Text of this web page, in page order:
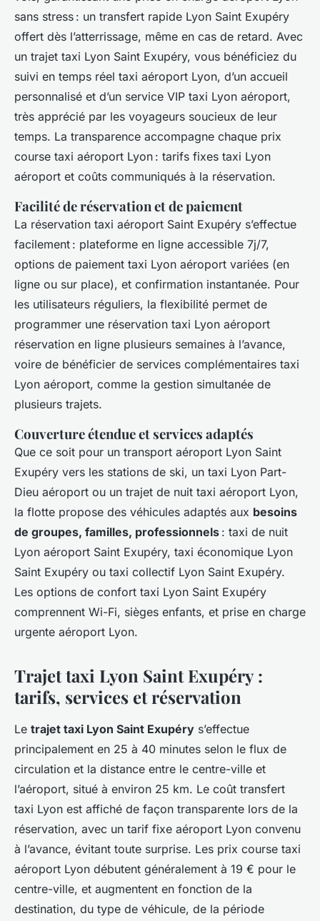
sans stress : un transfert rapide Lyon Saint Exupéry
offert dès l’atterrissage, même en cas de retard. Avec
un trajet taxi Lyon Saint Exupéry, vous bénéficiez du
suivi en temps réel taxi aéroport Lyon, d’un accueil
personnalisé et d’un service VIP taxi Lyon aéroport,
très apprécié par les voyageurs soucieux de leur
temps. La transparence accompagne chaque prix
course taxi aéroport Lyon : tarifs fixes taxi Lyon
aéroport et coûts communiqués à la réservation.
Facilité de réservation et de paiement
La réservation taxi aéroport Saint Exupéry s’effectue
facilement : plateforme en ligne accessible 7j/7,
options de paiement taxi Lyon aéroport variées (en
ligne ou sur place), et confirmation instantanée. Pour
les utilisateurs réguliers, la flexibilité permet de
programmer une réservation taxi Lyon aéroport
réservation en ligne plusieurs semaines à l’avance,
voire de bénéficier de services complémentaires taxi
Lyon aéroport, comme la gestion simultanée de
plusieurs trajets.
Couverture étendue et services adaptés
Que ce soit pour un transport aéroport Lyon Saint
Exupéry vers les stations de ski, un taxi Lyon Part-
Dieu aéroport ou un trajet de nuit taxi aéroport Lyon,
la flotte propose des véhicules adaptés aux besoins
de groupes, familles, professionnels : taxi de nuit
Lyon aéroport Saint Exupéry, taxi économique Lyon
Saint Exupéry ou taxi collectif Lyon Saint Exupéry.
Les options de confort taxi Lyon Saint Exupéry
comprennent Wi-Fi, sièges enfants, et prise en charge
urgente aéroport Lyon.
Trajet taxi Lyon Saint Exupéry :
tarifs, services et réservation
Le trajet taxi Lyon Saint Exupéry s’effectue
principalement en 25 à 40 minutes selon le flux de
circulation et la distance entre le centre-ville et
l’aéroport, situé à environ 25 km. Le coût transfert
taxi Lyon est affiché de façon transparente lors de la
réservation, avec un tarif fixe aéroport Lyon convenu
à l’avance, évitant toute surprise. Les prix course taxi
aéroport Lyon débutent généralement à 19 € pour le
centre-ville, et augmentent en fonction de la
destination, du type de véhicule, de la période